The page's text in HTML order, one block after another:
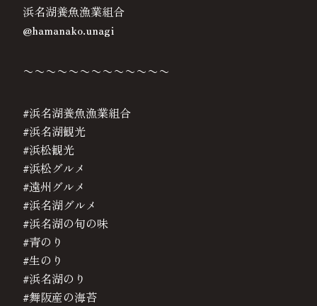
浜名湖養魚漁業組合
@hamanako.unagi
〜〜〜〜〜〜〜〜〜〜〜〜〜
#浜名湖養魚漁業組合
#浜名湖観光
#浜松観光
#浜松グルメ
#遠州グルメ
#浜名湖グルメ
#浜名湖の旬の味
#青のり
#生のり
#浜名湖のり
#舞阪産の海苔